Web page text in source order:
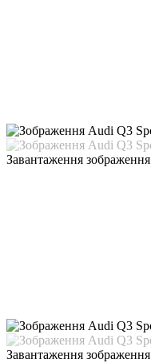
Завантаження зображення
Завантаження зображення